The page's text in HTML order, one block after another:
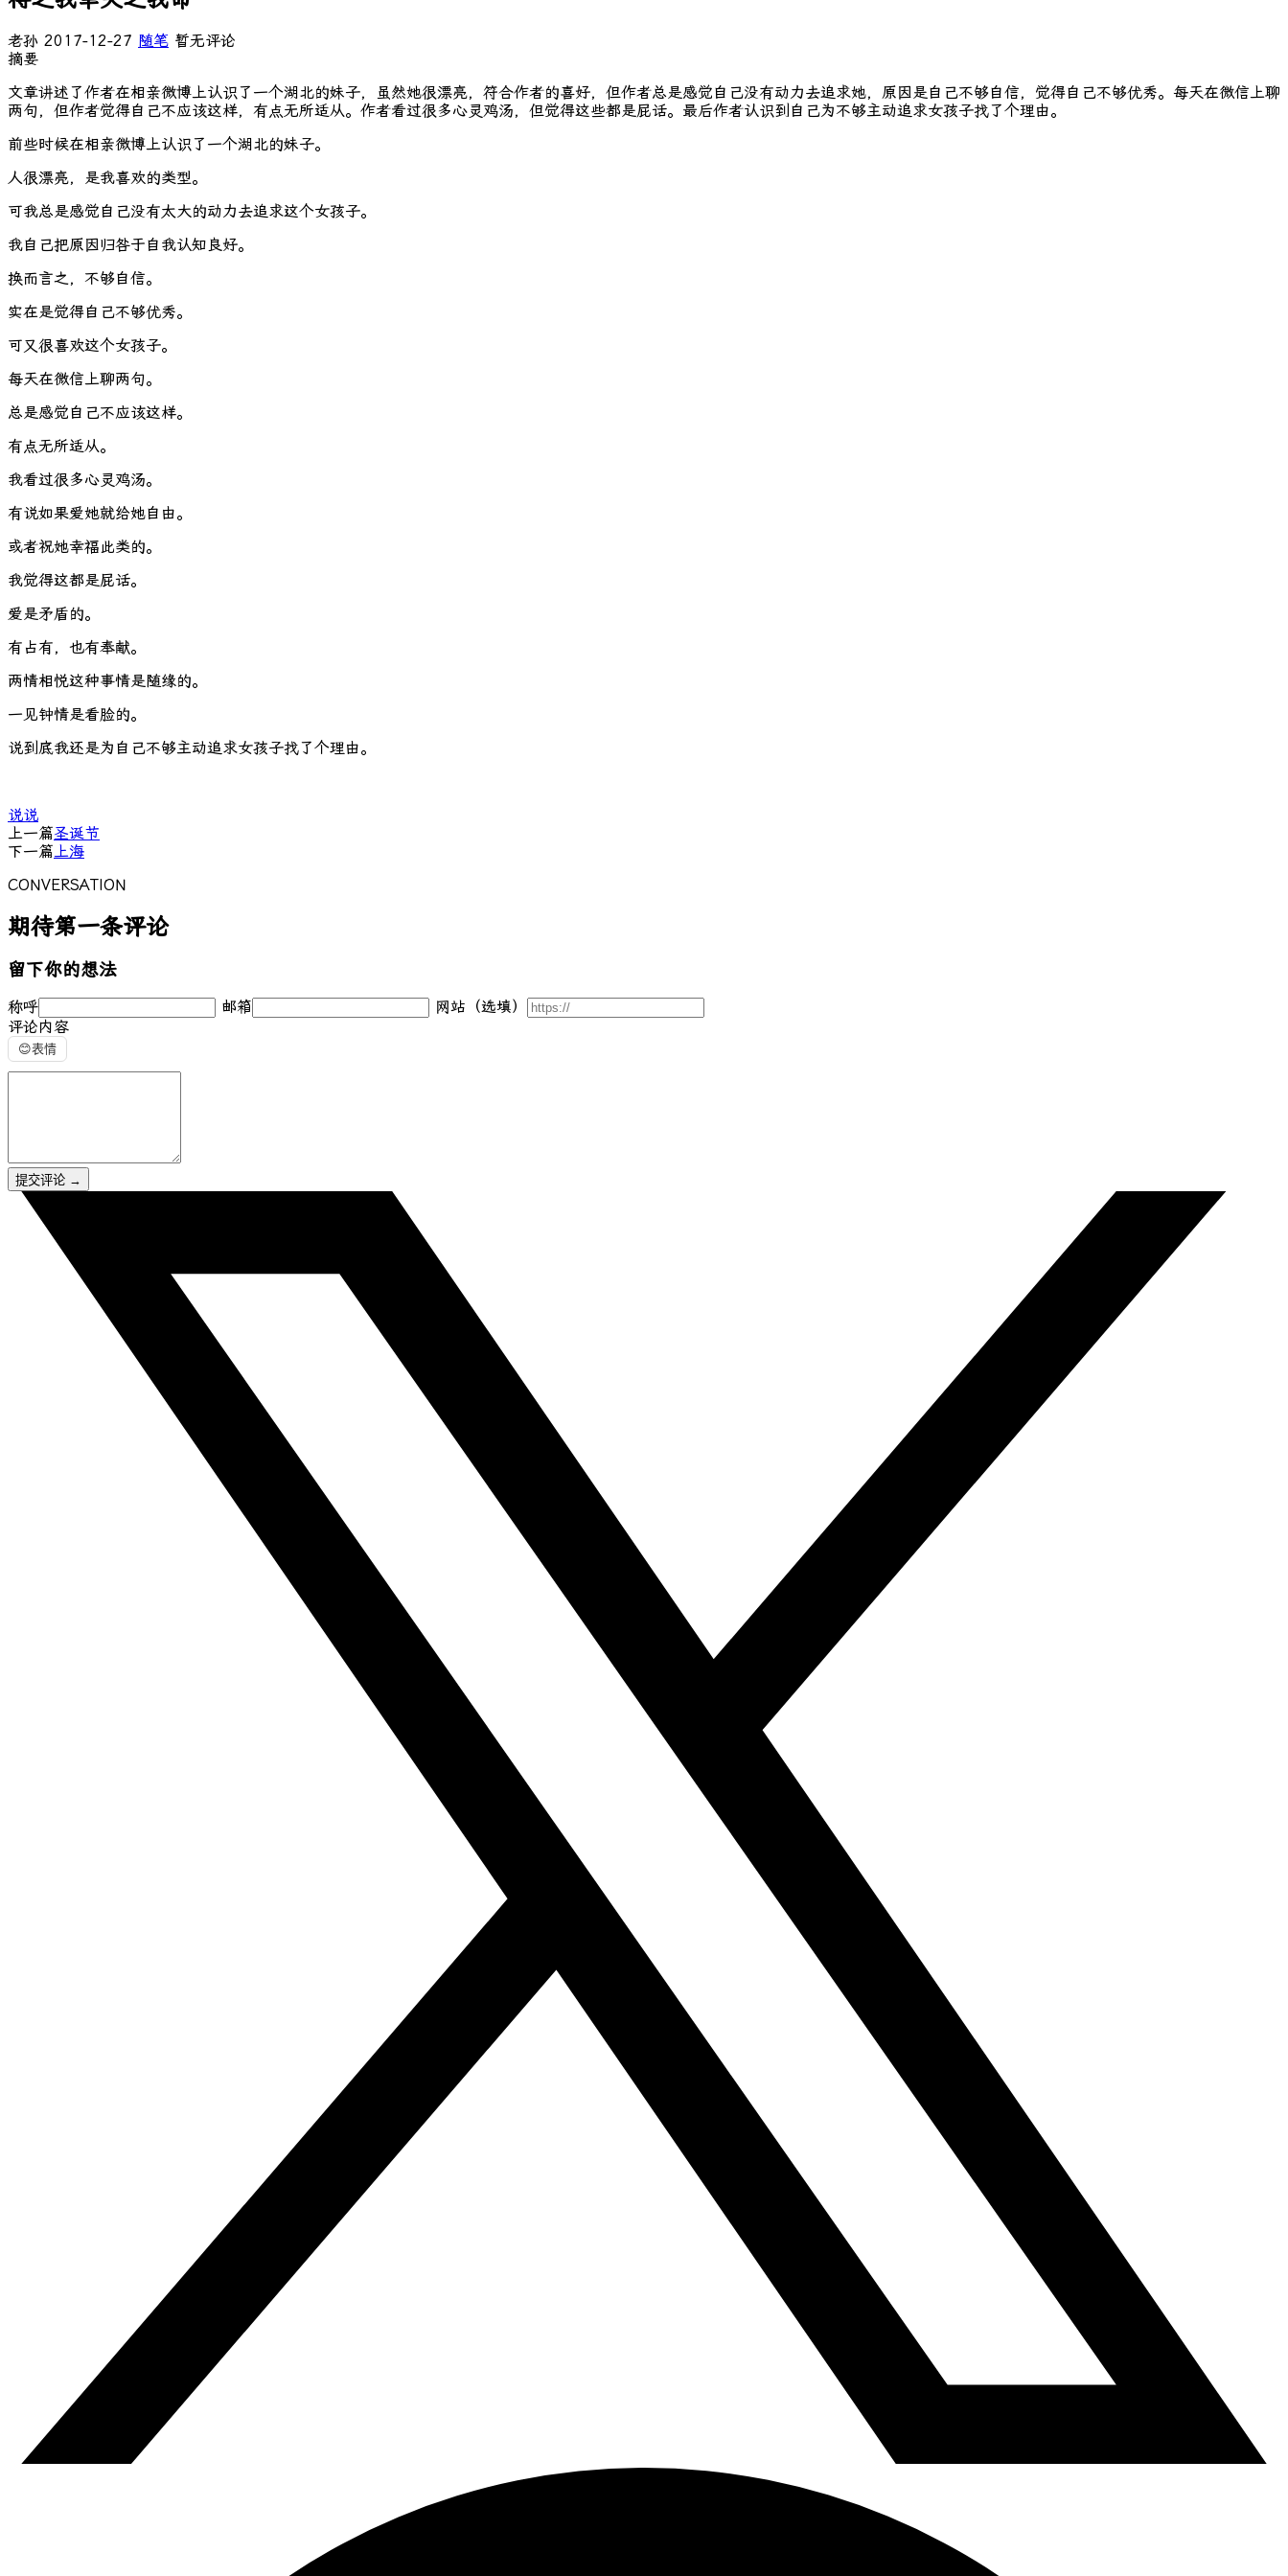
老孙 2017-12-27 随笔 暂无评论
摘要
文章讲述了作者在相亲微博上认识了一个湖北的妹子，虽然她很漂亮，符合作者的喜好，但作者总是感觉自己没有动力去追求她，原因是自己不够自信，觉得自己不够优秀。每天在微信上聊
两句，但作者觉得自己不应该这样，有点无所适从。作者看过很多心灵鸡汤，但觉得这些都是屁话。最后作者认识到自己为不够主动追求女孩子找了个理由。
前些时候在相亲微博上认识了一个湖北的妹子。
人很漂亮，是我喜欢的类型。
可我总是感觉自己没有太大的动力去追求这个女孩子。
我自己把原因归咎于自我认知良好。
换而言之，不够自信。
实在是觉得自己不够优秀。
可又很喜欢这个女孩子。
每天在微信上聊两句。
总是感觉自己不应该这样。
有点无所适从。
我看过很多心灵鸡汤。
有说如果爱她就给她自由。
或者祝她幸福此类的。
我觉得这都是屁话。
爱是矛盾的。
有占有，也有奉献。
两情相悦这种事情是随缘的。
一见钟情是看脸的。
说到底我还是为自己不够主动追求女孩子找了个理由。
说说
上一篇圣诞节
下一篇上海
CONVERSATION
期待第一条评论
留下你的想法
称呼 邮箱
网站（选填）
评论内容
😊表情
提交评论 →